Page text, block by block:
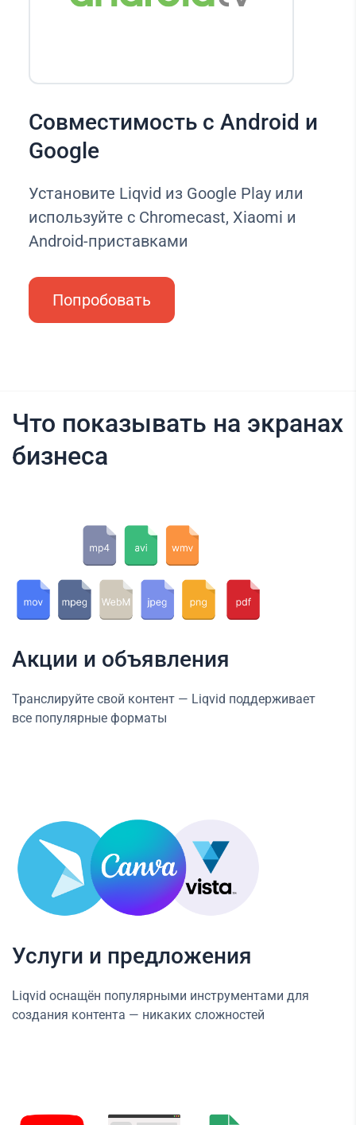
Совместимость с Android и
Google
Установите Liqvid из Google Play или
используйте с Chromecast, Xiaomi и
Android-приставками
Попробовать
Что показывать на экранах
бизнеса
Акции и объявления
Транслируйте свой контент — Liqvid поддерживает
все популярные форматы
Услуги и предложения
Liqvid оснащён популярными инструментами для
создания контента — никаких сложностей